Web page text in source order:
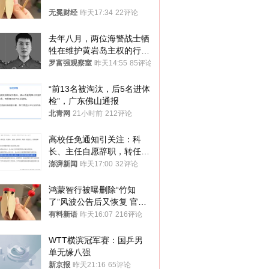
无冕财经 昨天17:34 22评论
去年八月，两位海警战士牺
牲在维护黄岩岛主权的行动
中
罗富强观察室 昨天14:55 85评论
“前13名被淘汰，后5名进体
检”，广东佛山通报
北青网 21小时前 212评论
高校任免通知引关注：科
长、主任自愿辞职，转任思
政辅导员
澎湃新闻 昨天17:00 32评论
鸿蒙智行被曝删除“竹知
了”风波公告后又恢复 官媒
曾力挺：劝华为要大度的，
有料新语 昨天16:07 216评论
WTT横滨冠军赛：国乒男
单无缘八强
新京报 昨天21:16 65评论